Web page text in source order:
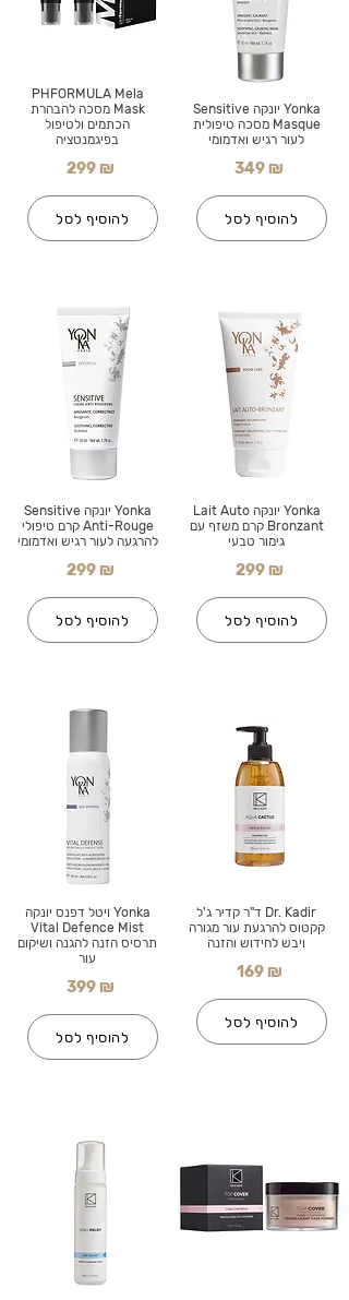
PHFORMULA Mela
Mask מסכה להבהרת
הכתמים ולטיפול
בפיגמנטציה
299 ₪
להוסיף לסל
Yonka יונקה Sensitive
Anti-Rouge קרם טיפולי
להרגעה לעור רגיש ואדמומי
299 ₪
להוסיף לסל
Yonka ויטל דפנס יונקה
Vital Defence Mist
תרסיס הזנה להגנה ושיקום
עור
399 ₪
להוסיף לסל
Yonka יונקה Sensitive
Masque מסכה טיפולית
לעור רגיש ואדמומי
349 ₪
להוסיף לסל
Yonka יונקה Lait Auto
Bronzant קרם משזף עם
גימור טבעי
299 ₪
להוסיף לסל
Dr. Kadir ד"ר קדיר ג'ל
קקטוס להרגעת עור מגורה
ויבש לחידוש והזנה
169 ₪
להוסיף לסל